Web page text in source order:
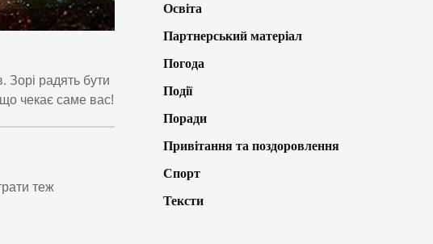
Зорі радять бути
чекає саме вас!
теж
Освіта
Партнерський матеріал
Погода
Події
Поради
Привітання та поздоровлення
Спорт
Тексти